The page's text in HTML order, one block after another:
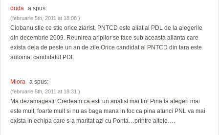
duda a spus:
(februarie 5th, 2011 at 18:08 )
Ciobanu stie ce stie orice ziarist, PNTCD este aliat al PDL de la alegerile
din decembrie 2009. Reunirea aripilor se face sub aceasta alianta care
exista deja de peste un an de zile Orice candidat al PNTCD din tara este
automat candidatul PDL
Miora a spus:
(februarie 5th, 2011 at 18:31 )
Ma dezamagesti! Credeam ca esti un analist mai fin! Pina la alegeri mai
este mult, foarte mult si nu as baga mana in foc ca pina atunci PNL va mai
exista in echipa care s-a maritat azi cu Ponta…printre altele….